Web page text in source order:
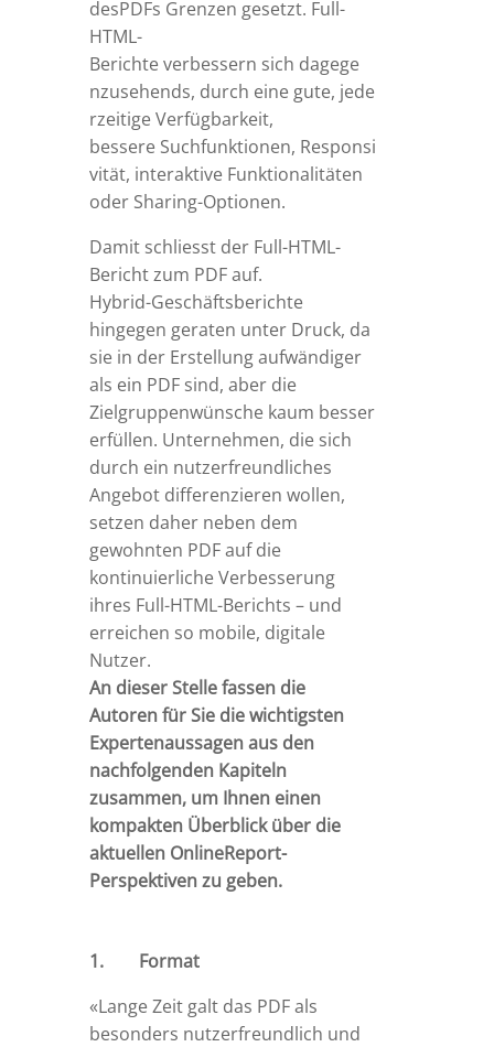
desPDFs Grenzen gesetzt. Full-
HTML-
Berichteverbessern sich dagege
nzusehends, durch eine gute, jede
rzeitigeVerfügbarkeit,
bessere Suchfunktionen, Responsi
vität, interaktive Funktionalitäten
oder Sharing-Optionen.
Damit schliesst der Full-HTML-
Bericht zum PDF auf.
Hybrid-Geschäftsberichte
hingegen geraten unter Druck, da
sie in der Erstellung aufwändiger
als ein PDF sind, aber die
Zielgruppenwünsche kaum besser
erfüllen. Unternehmen, die sich
durch ein nutzerfreundliches
Angebot differenzieren wollen,
setzen daher neben dem
gewohnten PDF auf die
kontinuierliche Verbesserung
ihres Full-HTML-Berichts – und
erreichen so mobile, digitale
Nutzer.
An dieser Stelle fassen die
Autoren für Sie die wichtigsten
Experten­aussagen aus den
nachfolgenden Kapiteln
zusammen, um Ihnen einen
kompakten Überblick über die
aktuellen Online­Report­
Perspektiven zu geben.
1. Format
«Lange Zeit galt das PDF als
besonders nutzerfreundlich und